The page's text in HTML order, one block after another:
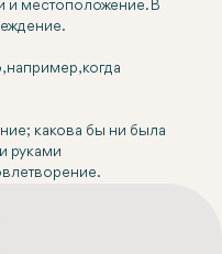
и местоположение. В
например, когда
какова бы ни была
руками